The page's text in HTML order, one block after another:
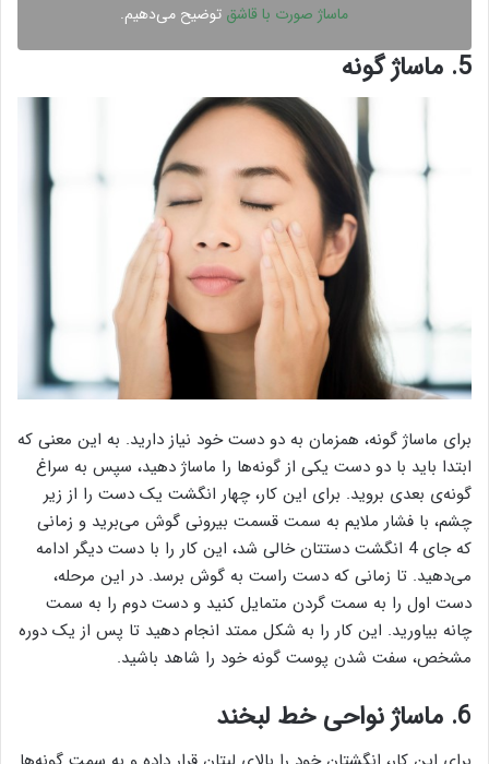
ماساژ صورت با قاشق توضیح می‌دهیم.
5. ماساژ گونه
برای ماساژ گونه، همزمان به دو دست خود نیاز دارید. به این معنی که
ابتدا باید با دو دست یکی از گونه‌ها را ماساژ دهید، سپس به سراغ
گونه‌ی بعدی بروید. برای این کار، چهار انگشت یک دست را از زیر
چشم، با فشار ملایم به سمت قسمت بیرونی گوش می‌برید و زمانی
که جای 4 انگشت دستتان خالی شد، این کار را با دست دیگر ادامه
می‌دهید. تا زمانی که دست راست به گوش برسد. در این مرحله،
دست اول را به سمت گردن متمایل کنید و دست دوم را به سمت
چانه بیاورید. این کار را به شکل ممتد انجام دهید تا پس از یک دوره
مشخص، سفت شدن پوست گونه خود را شاهد باشید.
6. ماساژ نواحی خط لبخند